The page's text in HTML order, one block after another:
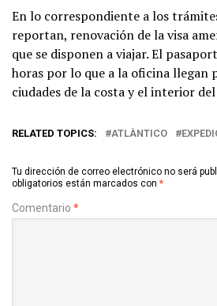
En lo correspondiente a los
reportan, renovación de la visa
que se disponen a viajar. El
horas por lo que a la oficina llegan
ciudades de la costa y el interior
RELATED TOPICS: ATLÀNTICO
Tu dirección de correo electrónico no será
obligatorios están marcados con *
Comentario *